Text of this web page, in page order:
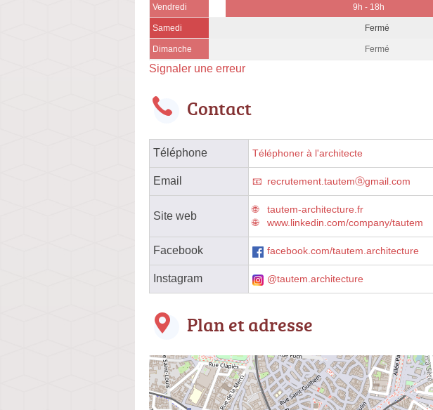
Vendredi 9h - 18h
Samedi Fermé
Dimanche Fermé
Signaler une erreur
Contact
Téléphone Téléphoner à l'architecte
Email recrutement.tautemⓐgmail.com
Site web
tautem-architecture.fr
www.linkedin.com/company/tautem
Facebook facebook.com/tautem.architecture
Instagram @tautem.architecture
Plan et adresse